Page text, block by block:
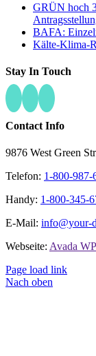
GRÜN hoch
BAFA:
Kälte-Klima-
Stay In Touch
Contact Info
9876 West Green
Telefon: 1-800-987-
Handy: 1-800-345-
E-Mail: info@your-
Webseite: Avada
Page load link
Nach oben